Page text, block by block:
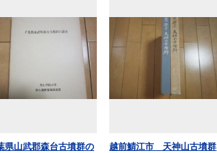
県山武郡森台古墳群の
越前鯖江市 天神山古墳群